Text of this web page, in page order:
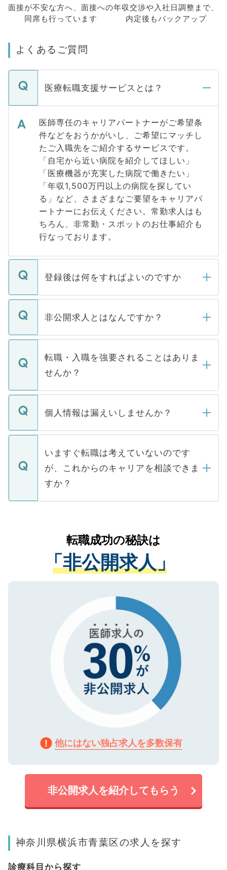
面接が不安な方へ、 面接への
同席も行っています
年収交渉や入社日調整まで、
内定後もバックアップ
よくあるご質問
医療転職支援サービスとは？
医師専任のキャリアパートナーがご希望条
件などをおうかがいし、ご希望にマッチし
たご入職先をご紹介するサービスです。
「自宅から近い病院を紹介してほしい」
「医療機器が充実した病院で働きたい」
「年収1,500万円以上の病院を探してい
る」など、さまざまなご要望をキャリアパ
ートナーにお伝えください。常勤求人はも
ちろん、非常勤・スポットのお仕事紹介も
行なっております。
登録後は何をすればよいのですか
ご登録いただきましたら、弊社担当者がご
登録内容を確認し、その後メールもしくは
ます。通常、5営業日以内にはご連絡をせて
いただきますので、しばらくお待ちくださ
非公開求人とはなんですか？
マイナビDOCTORで取り扱っている求人の
うち約3割は、Webサイトからご覧いただ
けない「非公開求人」です。非公開求人は
下記の理由によって、一般には公開してい
ません。
■応募殺到を避けるため 人気のある医療機
関を公にしてしまうと、応募が殺到する場
に、医療機関が求める条件に合った人材の
みを人材紹介会社に依頼するケースが増え
ています。
転職・入職を強要されることはありま
せんか？
転職・入職を強要することは一切ありませ
ん。また、仮に応募先から内定をいただい
定を承諾する必要はありません。内定先へ
の辞退の連絡はキャリアパートナーが行い
個人情報は漏えいしませんか？
個人情報が漏えいすることはありませんの
で、ご安心ください。当サイトからの登録
などで収集したご登録者様の個人情報は、
ご本人のキャリアアップおよび転職活動の
支援を目的に使用いたします。お預かりし
ているすべての個人データはご本人の許可
は、個人情報の取り扱いについての厳密な
管理基準を満たした事業者のみに付与され
る、プライバシーマークを取得済みです。
で、機密保持に関してもご安心ください。
いますぐ転職は考えていないのです
が、これからのキャリアを相談できま
すか？
かがいして、現在の医療機関の状況や紹介
経験をまじえながら、適切なアドバイスを
させていただきます。すぐにご転職をされ
ない方には、長期的なサポートが可能です
ので、まずはご登録ください。
転職成功の秘訣は
「非公開求人」
他にはない独占求人を多数保有
非公開求人を紹介してもらう
神奈川県横浜市青葉区の求人を探す
診療科目から探す